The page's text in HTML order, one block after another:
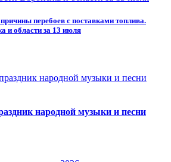
перебоев с поставками топлива.
и области за 13 июля
народной музыки и песни